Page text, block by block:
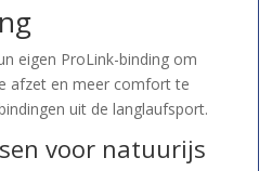
eigen ProLink-binding om
afzet en meer comfort te
uit de langlaufsport.
voor natuurijs